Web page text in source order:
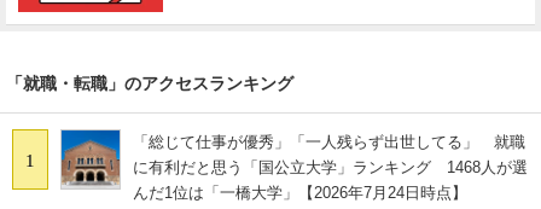
「就職・転職」のアクセスランキング
1
「総じて仕事が優秀」「一人残らず出世してる」 就職
に有利だと思う「国公立大学」ランキング 1468人が選
んだ1位は「一橋大学」【2026年7月24日時点】